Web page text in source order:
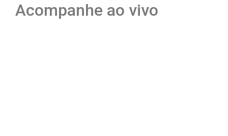
Acompanhe ao vivo